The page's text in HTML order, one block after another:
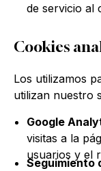
de servicio al
Cookies
Los utilizamos
utilizan nuestro
Google
visitas a la
usuarios y el
Seguimiento